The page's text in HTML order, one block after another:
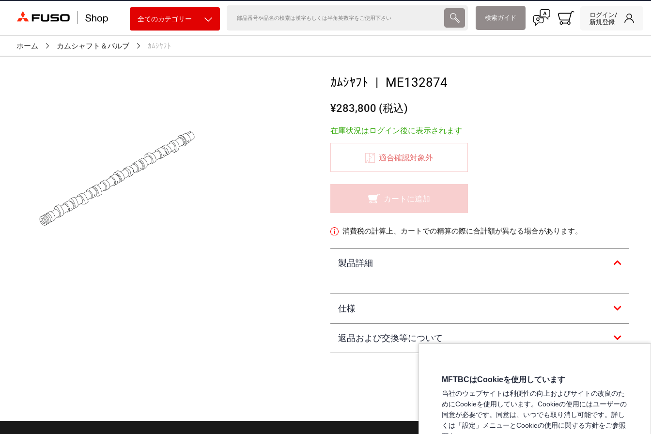
全てのカテゴリー 検索ガイド
ログイン/
新規登録
ホーム カムシャフト＆バルブ ｶﾑｼﾔﾌﾄ
ｶﾑｼﾔﾌﾄ | ME132874
¥283,800 (税込)
在庫状況はログイン後に表示されます
適合確認対象外
カートに追加
消費税の計算上、カートでの精算の際に合計額が異なる場合があります。
製品詳細
仕様
返品および交換等について
MFTBCはCookieを使用しています
当社のウェブサイトは利便性の向上およびサイトの改良のた
めにCookieを使用しています。Cookieの使用にはユーザーの
同意が必要です。同意は、いつでも取り消し可能です。詳し
くは「設定」メニューとCookieの使用に関する方針をご参照